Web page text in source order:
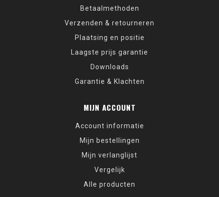
Betaalmethoden
Verzenden & retourneren
Plaatsing en positie
Laagste prijs garantie
Downloads
Garantie & Klachten
MIJN ACCOUNT
Account informatie
Mijn bestellingen
Mijn verlanglijst
Vergelijk
Alle producten